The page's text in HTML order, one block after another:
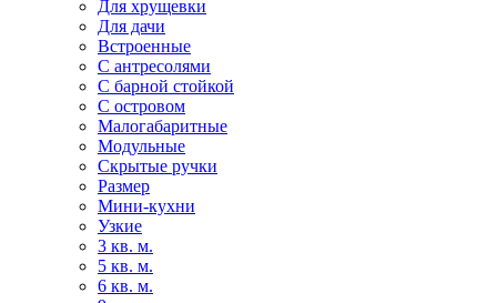
Для хрущевки
Для дачи
Встроенные
С антресолями
С барной стойкой
С островом
Малогабаритные
Модульные
Скрытые ручки
Размер
Мини-кухни
Узкие
3 кв. м.
5 кв. м.
6 кв. м.